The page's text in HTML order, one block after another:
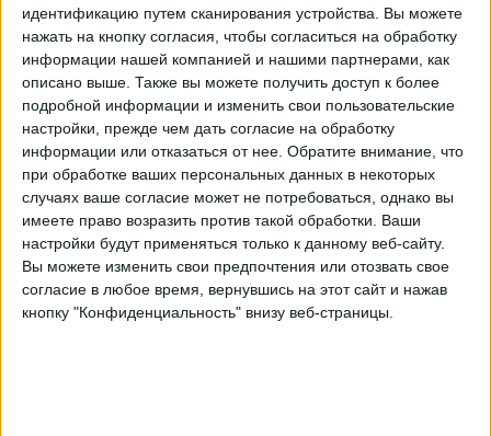
идентификацию путем сканирования устройства. Вы можете
нажать на кнопку согласия, чтобы согласиться на обработку
информации нашей компанией и нашими партнерами, как
описано выше. Также вы можете получить доступ к более
подробной информации и изменить свои пользовательские
настройки, прежде чем дать согласие на обработку
информации или отказаться от нее. Обратите внимание, что
при обработке ваших персональных данных в некоторых
случаях ваше согласие может не потребоваться, однако вы
имеете право возразить против такой обработки. Ваши
настройки будут применяться только к данному веб-сайту.
Вы можете изменить свои предпочтения или отозвать свое
согласие в любое время, вернувшись на этот сайт и нажав
кнопку "Конфиденциальность" внизу веб-страницы.
Пятница, 25.09.2026
21:45
Лига наций УЕФА
Групповой этап
Черногория
Кипр
Быть подтвержденным
Понедельник, 28.09.2026
19:00
Лига наций УЕФА
Групповой этап